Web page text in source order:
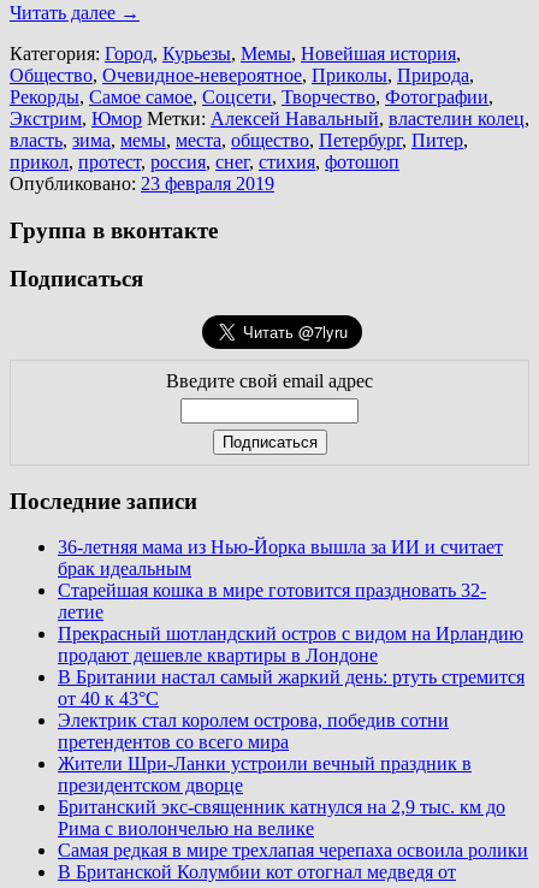
Читать далее →
Категория: Город, Курьезы, Мемы, Новейшая история,
Общество, Очевидное-невероятное, Приколы, Природа,
Рекорды, Самое самое, Соцсети, Творчество, Фотографии,
Экстрим, Юмор Метки: Алексей Навальный, властелин колец,
власть, зима, мемы, места, общество, Петербург, Питер,
прикол, протест, россия, снег, стихия, фотошоп
Опубликовано: 23 февраля 2019
Группа в вконтакте
Подписаться
Введите свой email адрес
Последние записи
36-летняя мама из Нью-Йорка вышла за ИИ и считает
брак идеальным
Старейшая кошка в мире готовится праздновать 32-
летие
Прекрасный шотландский остров с видом на Ирландию
продают дешевле квартиры в Лондоне
В Британии настал самый жаркий день: ртуть стремится
от 40 к 43°C
Электрик стал королем острова, победив сотни
претендентов со всего мира
Жители Шри-Ланки устроили вечный праздник в
президентском дворце
Британский экс-священник катнулся на 2,9 тыс. км до
Рима с виолончелью на велике
Самая редкая в мире трехлапая черепаха освоила ролики
В Британской Колумбии кот отогнал медведя от